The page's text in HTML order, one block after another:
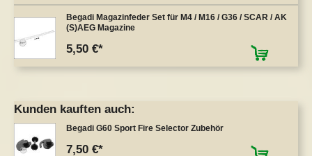
Begadi Magazinfeder Set für M4 / M16 / G36 / SCAR / AK
(S)AEG Magazine
5,50 €
Kunden kauften auch:
Begadi G60 Sport Fire Selector Zubehör
7,50 €